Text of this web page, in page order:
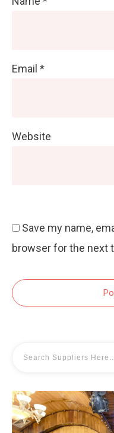
Email *
Website
Save my name,
browser for the next